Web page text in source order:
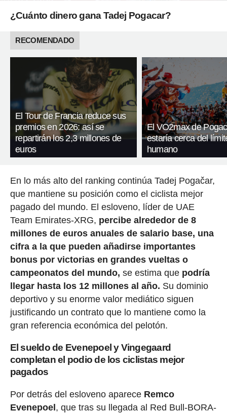
¿Cuánto dinero gana Tadej Pogacar?
RECOMENDADO
El Tour de Francia reduce sus
premios en 2026: así se
repartirán los 2,3 millones de
euros
El VO2max de
estaría cerca del
humano
En lo más alto del ranking continúa Tadej Pogačar,
que mantiene su posición como el ciclista mejor
pagado del mundo. El esloveno, líder de UAE
Team Emirates-XRG, percibe alrededor de 8
millones de euros anuales de salario base, una
cifra a la que pueden añadirse importantes
bonus por victorias en grandes vueltas o
campeonatos del mundo, se estima quepodría
llegar hasta los 12 millones al año. Su dominio
deportivo y su enorme valor mediático siguen
justificando un contrato que lo mantiene como la
gran referencia económica del pelotón.
El sueldo de Evenepoel y Vingegaard
completan el podio de los ciclistas mejor
pagados
Por detrás del esloveno aparece Remco
Evenepoel, que tras su llegada al Red Bull-BORA-